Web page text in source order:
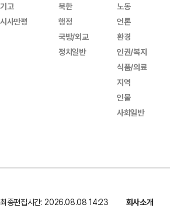
기고
시사만평
북한
행정
국방/외교
정치일반
노동
언론
환경
인권/복지
식품/의료
지역
인물
사회일반
최종편집시간: 2026.08.08 14:23 회사소개